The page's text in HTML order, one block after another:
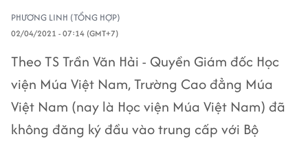
PHƯƠNG LINH (TỔNG HỢP)
02/04/2021 - 07:14 (GMT+7)
Theo TS Trần Văn Hải - Quyền Giám đốc Học
viện Múa Việt Nam, Trường Cao đẳng Múa
Việt Nam (nay là Học viện Múa Việt Nam) đã
không đăng ký đầu vào trung cấp với Bộ